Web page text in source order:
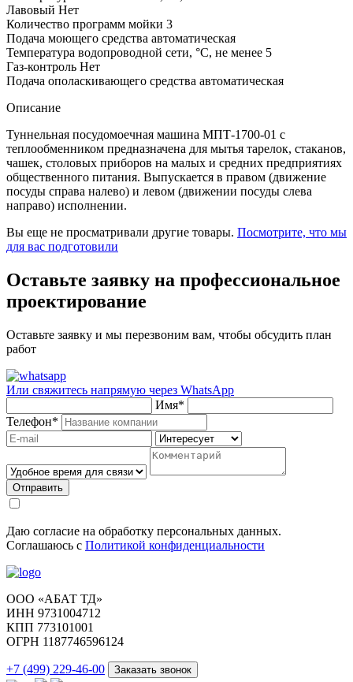
Лавовый Нет
Количество программ мойки 3
Подача моющего средства автоматическая
Температура водопроводной сети, °С, не менее 5
Газ-контроль Нет
Подача ополаскивающего средства автоматическая
Описание
Туннельная посудомоечная машина МПТ-1700-01 с
теплообменником предназначена для мытья тарелок, стаканов,
чашек, столовых приборов на малых и средних предприятиях
общественного питания. Выпускается в правом (движение
посуды справа налево) и левом (движении посуды слева
направо) исполнении.
Вы еще не просматривали другие товары. Посмотрите, что мы
для вас подготовили
Оставьте заявку на профессиональное
проектирование
Оставьте заявку и мы перезвоним вам, чтобы обсудить план
работ
Или свяжитесь напрямую через WhatsApp
Имя*
Телефон*
Отправить
Даю согласие на обработку персональных данных.
Соглашаюсь с Политикой конфиденциальности
ООО «АБАТ ТД»
ИНН 9731004712
КПП 773101001
ОГРН 1187746596124
+7 (499) 229-46-00 Заказать звонок